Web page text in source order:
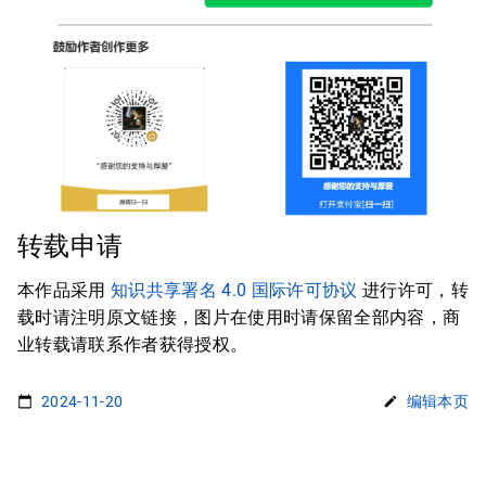
转载申请
本作品采用 知识共享署名 4.0 国际许可协议 进行许可，转
载时请注明原文链接，图片在使用时请保留全部内容，商
业转载请联系作者获得授权。
2024-11-20 编辑本页